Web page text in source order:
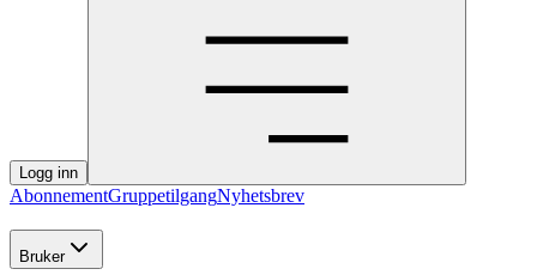
Logg inn
AbonnementGruppetilgangNyhetsbrev
Bruker